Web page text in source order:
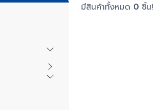
มีสินค้าทั้งหมด 0 ชิ้น!